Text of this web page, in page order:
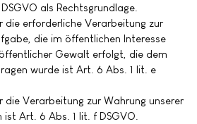
als Rechtsgrundlage.
die erforderliche Verarbeitung zur
die im öffentlichen Interesse
Gewalt erfolgt, die dem
wurde ist Art. 6 Abs. 1 lit. e
die Verarbeitung zur Wahrung unserer
Art. 6 Abs. 1 lit. f DSGVO.